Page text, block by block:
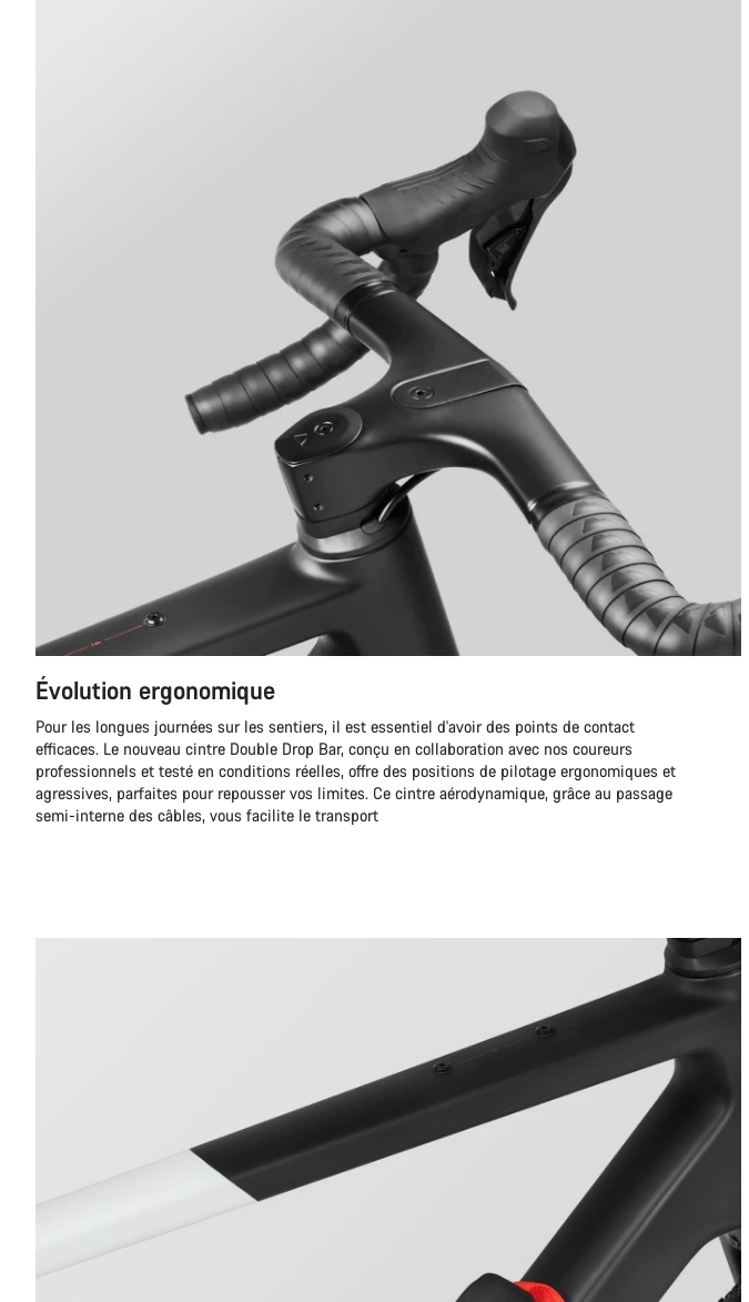
Évolution ergonomique
Pour les longues journées sur les sentiers, il est essentiel d'avoir des points de contact
efficaces. Le nouveau cintre Double Drop Bar, conçu en collaboration avec nos coureurs
professionnels et testé en conditions réelles, offre des positions de pilotage ergonomiques et
agressives, parfaites pour repousser vos limites. Ce cintre aérodynamique, grâce au passage
semi-interne des câbles, vous facilite le transport